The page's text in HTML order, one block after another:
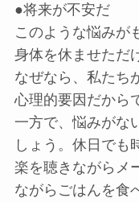
●将来が不安だ
このような悩みが
身体を休ませただ
なぜなら、私たち
心理的要因だから
一方で、悩みがな
しょう。休日でも
楽を聴きながらメ
ながらごはんを